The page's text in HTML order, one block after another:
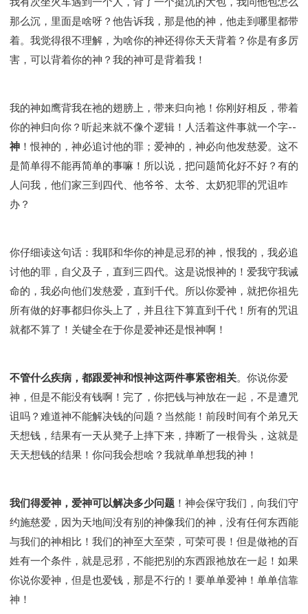
那么沉，里面是啥呀？他告诉我，那是他的神，他走到哪里都带
着。我觉得很不理解，为啥你的神还得你天天背着？你是有多厉
害，可以背着你的神？我的神可是背着我！
我的神如鹰背我在祂的翅膀上，带来归向祂！你刚好相反，带着
你的神归向你？听起来就不像个逻辑！人活着这件事就一个字--
神 ！恨神的，神必追讨他的罪；爱神的，神必向他发慈爱。这不
是简单得不能再简单的事嘛！所以说，把问题简化好不好？有的
人问我，他们家三到四代、他爷爷、太爷、太奶犯罪的咒诅咋
办？
你仔细读这句话：我耶和华你的神是忌邪的神，恨我的，我必追
讨他的罪，自父及子，直到三四代。这是说恨神的！爱我守我诫
命的，我必向他们发慈爱，直到千代。所以你爱神，就把你祖先
所有做的好事都归你头上了，并且往下算直到千代！所有的咒诅
就都不算了！关键全在于你是爱神还是恨神啊！
不管什么疾病，都跟爱神和恨神这两件事紧密相关。你说你爱
神，但是不能没有钱啊！完了，你把钱与神放在一起，不是遭咒
诅吗？难道神不能解决钱的问题？当然能！前段时间有个弟兄天
天想钱，结果有一天从凳子上摔下来，摔断了一根骨头，这就是
天天想钱的结果！你问我会想啥？我就单单想我的神！
我们得爱神，爱神可以解决多少问题 ！神会保守我们，向我们守
约施慈爱，因为天地间没有别的神像我们的神，没有任何东西能
与我们的神相比！我们的神至大至荣，可荣可畏！但是做祂的百
姓有一个条件，就是忌邪，不能把别的东西跟祂放在一起！如果
你说你爱神，但是也爱钱，那是不行的！要单单爱神！单单信靠
神！